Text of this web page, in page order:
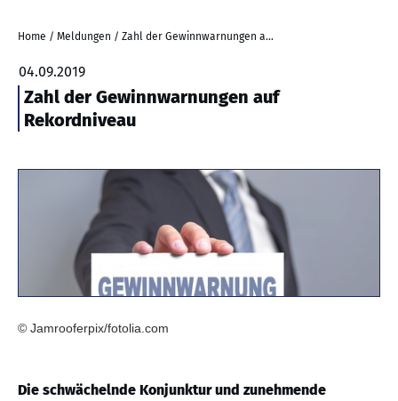
Home / Meldungen / Zahl der Gewinnwarnungen auf Rekordniveau
04.09.2019
Zahl der Gewinnwarnungen auf
Rekordniveau
© Jamrooferpix/fotolia.com
Die schwächelnde Konjunktur und zunehmende